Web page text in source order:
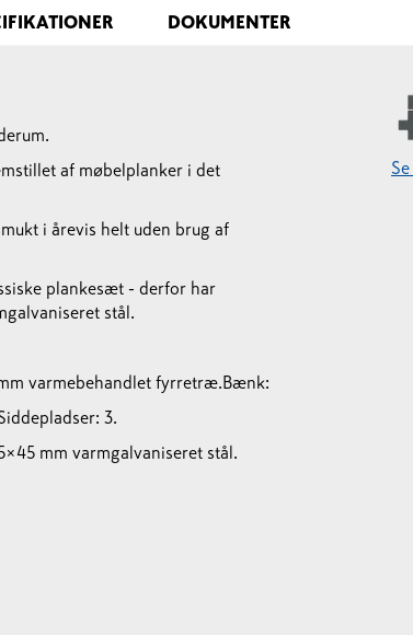
DOKUMENTER
af møbelplanker i det
i årevis helt uden brug af
plankesæt - derfor har
stål.
varmebehandlet fyrretræ. Bænk:
3.
mm varmgalvaniseret stål.